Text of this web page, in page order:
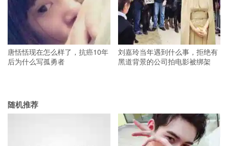
唐恬恬现在怎么样了，抗癌10年
后为什么写孤勇者
刘嘉玲当年遇到什么事，拒绝有
黑道背景的公司拍电影被绑架
随机推荐